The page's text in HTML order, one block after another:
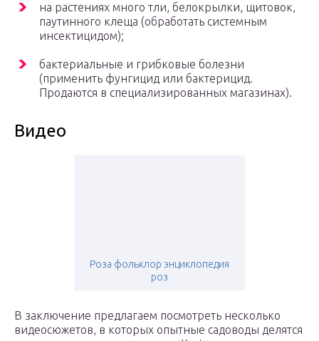
на растениях много тли, белокрылки, щитовок,
паутинного клеща (обработать системным
инсектицидом);
бактериальные и грибковые болезни
(применить фунгицид или бактерицид.
Продаются в специализированных магазинах).
Видео
Роза фольклор энциклопедия
роз
В заключение предлагаем посмотреть несколько
видеосюжетов, в которых опытные садоводы делятся